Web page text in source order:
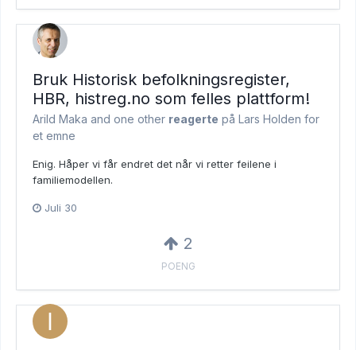
Bruk Historisk befolkningsregister,
HBR, histreg.no som felles plattform!
Arild Maka and one other reagerte på Lars Holden for
et emne
Enig. Håper vi får endret det når vi retter feilene i
familiemodellen.
Juli 30
2
POENG